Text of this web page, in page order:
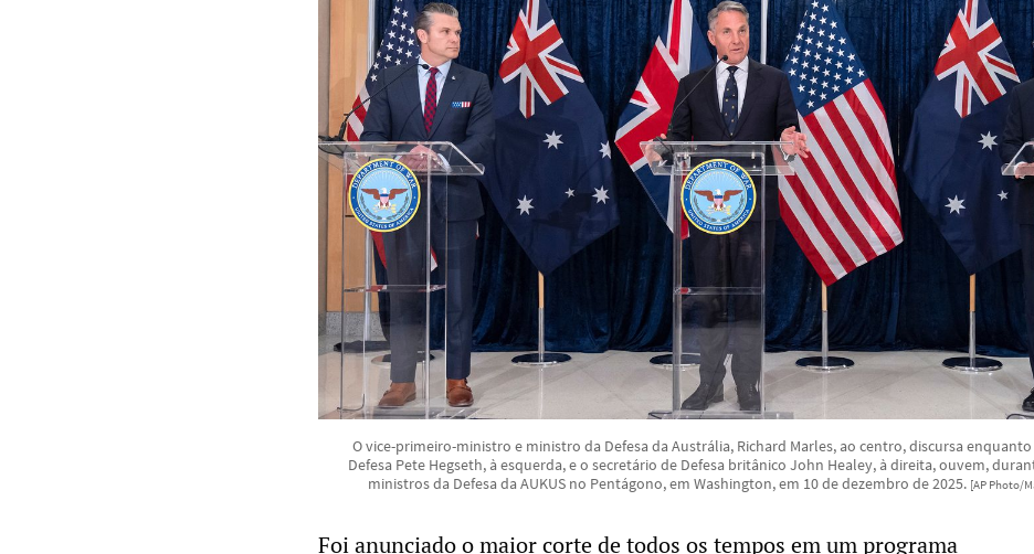
O vice-primeiro-ministro e ministro da Defesa da Austrália, Richard Marles, ao centro, discursa
Defesa Pete Hegseth, à esquerda, e o secretário de Defesa britânico John Healey, à direita, ouvem,
ministros da Defesa da AUKUS no Pentágono, em Washington, em 10 de dezembro de 2025. [AP Photo/
Foi anunciado o maior corte de todos os tempos em um programa